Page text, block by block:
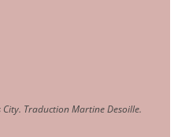
Traduction Martine Desoille.